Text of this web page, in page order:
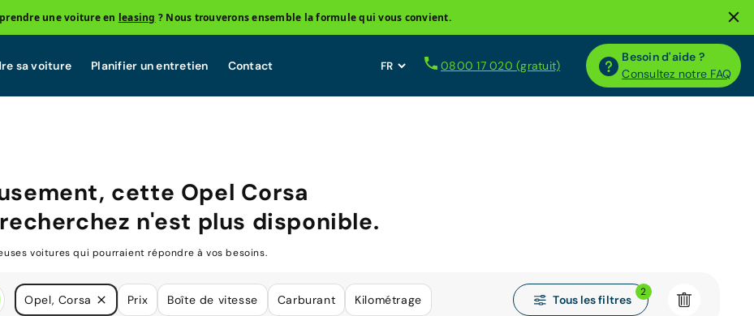
une voiture en leasing ? Nous trouverons ensemble la formule qui vous convient.
sa voiture Planifier un entretien Contact 0800 17 020 (gratuit)
Besoin d'aide ?
Consultez notre FAQ
cette Opel Corsa
n'est plus disponible.
voitures qui pourraient répondre à vos besoins.
Opel, Corsa Prix Boîte de vitesse Carburant Kilométrage Tous les filtres
2